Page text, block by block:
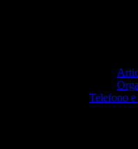
Telefono e